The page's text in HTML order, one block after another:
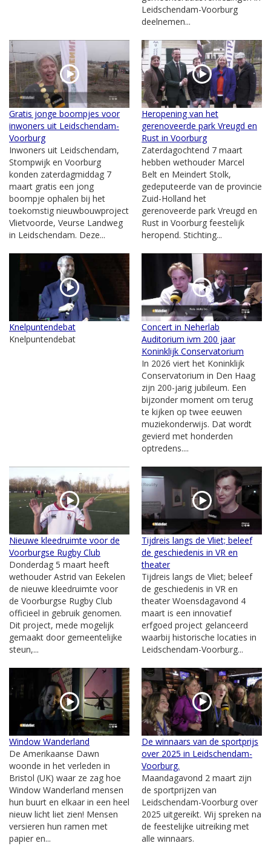
Leidschendam-Voorburg
deelnemen...
Gratis jonge boompjes voor
inwoners uit Leidschendam-
Voorburg
Inwoners uit Leidschendam,
Stompwijk en Voorburg
konden zaterdagmiddag 7
maart gratis een jong
boompje ophalen bij het
toekomstig nieuwbouwproject
Vlietvoorde, Veurse Landweg
in Leidschendam. Deze...
Heropening van het
gerenoveerde park Vreugd en
Rust in Voorburg
Zaterdagochtend 7 maart
hebben wethouder Marcel
Belt en Meindert Stolk,
gedeputeerde van de provincie
Zuid-Holland het
gerenoveerde park Vreugd en
Rust in Voorburg feestelijk
heropend. Stichting...
Knelpuntendebat
Knelpuntendebat
Concert in Neherlab
Auditorium ivm 200 jaar
Koninklijk Conservatorium
In 2026 viert het Koninklijk
Conservatorium in Den Haag
zijn 200-jarig jubileum. Een
bijzonder moment om terug
te kijken op twee eeuwen
muziekonderwijs. Dat wordt
gevierd met honderden
optredens....
Nieuwe kleedruimte voor de
Voorburgse Rugby Club
Donderdag 5 maart heeft
wethouder Astrid van Eekelen
de nieuwe kleedruimte voor
de Voorburgse Rugby Club
officieel in gebruik genomen.
Dit project, mede mogelijk
gemaakt door gemeentelijke
steun,...
Tijdreis langs de Vliet; beleef
de geschiedenis in VR en
theater
Tijdreis langs de Vliet; beleef
de geschiedenis in VR en
theater Woensdagavond 4
maart is een innovatief
erfgoed project gelanceerd
waarbij historische locaties in
Leidschendam-Voorburg...
Window Wanderland
De Amerikaanse Dawn
woonde in het verleden in
Bristol (UK) waar ze zag hoe
Window Wanderland mensen
hun buurt en elkaar in een heel
nieuw licht liet zien! Mensen
versieren hun ramen met
papier en...
De winnaars van de sportprijs
over 2025 in Leidschendam-
Voorburg.
Maandagavond 2 maart zijn
de sportprijzen van
Leidschendam-Voorburg over
2025 uitgereikt. Wij spreken na
de feestelijke uitreiking met
alle winnaars.